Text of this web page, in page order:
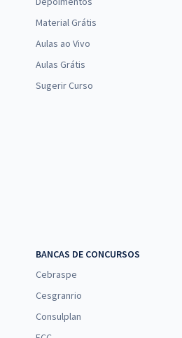
Material Grátis
Aulas ao Vivo
Aulas Grátis
Sugerir Curso
BANCAS DE CONCURSOS
Cebraspe
Cesgranrio
Consulplan